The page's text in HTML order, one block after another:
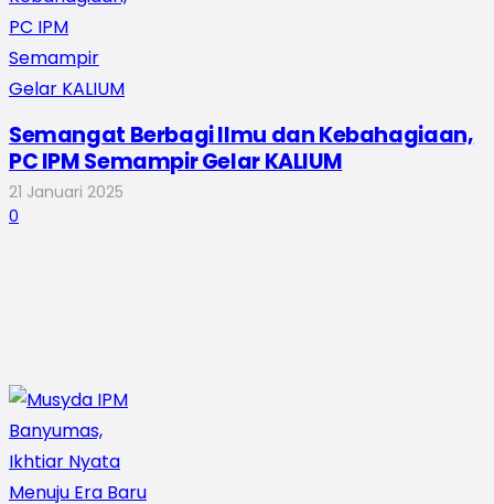
Semangat Berbagi Ilmu dan Kebahagiaan,
PC IPM Semampir Gelar KALIUM
21 Januari 2025
0